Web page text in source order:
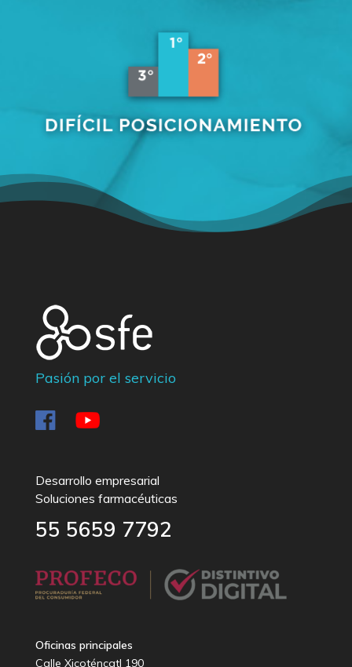
Pasión por el servicio
Desarrollo empresarial
Soluciones farmacéuticas
55 5659 7792
Oficinas principales
Calle Xicoténcatl 190